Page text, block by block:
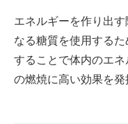
エネルギーを作り出
なる糖質を使用する
することで体内のエ
の燃焼に高い効果を発